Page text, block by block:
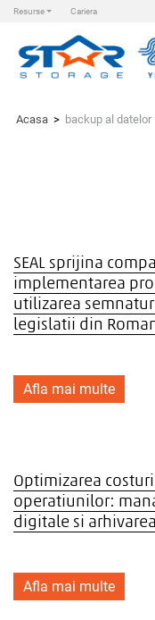
Resurse Cariera
content
Acasa > backup al datelor
SEAL sprijina
implementarea
utilizarea
legislatii din
Afla mai multe
Optimizarea
operatiunilor:
digitale si
Afla mai multe